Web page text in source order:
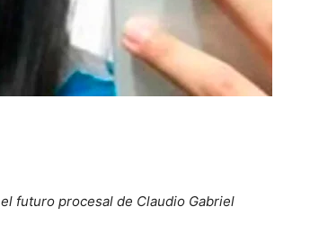
futuro procesal de Claudio Gabriel